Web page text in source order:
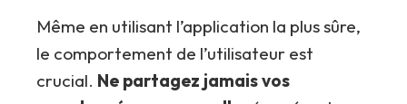
Même en utilisant l’application la plus sûre,
le comportement de l’utilisateur est
crucial. Ne partagez jamais vos